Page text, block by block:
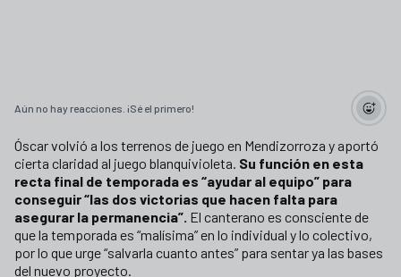
Aún no hay reacciones. ¡Sé el primero!
Óscar volvió a los terrenos de juego en Mendizorroza y aportó
cierta claridad al juego blanquivioleta. Su función en esta
recta final de temporada es “ayudar al equipo” para
conseguir “las dos victorias que hacen falta para
asegurar la permanencia”. El canterano es consciente de
que la temporada es “malísima” en lo individual y lo colectivo,
por lo que urge “salvarla cuanto antes” para sentar ya las bases
del nuevo proyecto.